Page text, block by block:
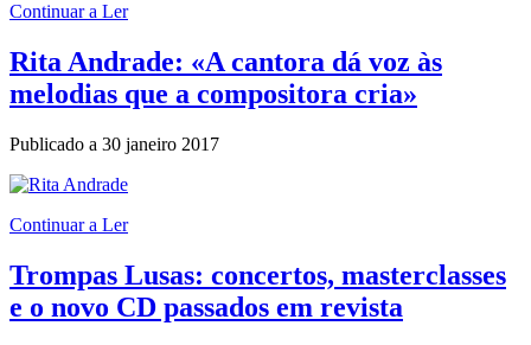
Continuar a Ler
Rita Andrade: «A cantora dá voz às
melodias que a compositora cria»
Publicado a 30 janeiro 2017
Continuar a Ler
Trompas Lusas: concertos, masterclasses
e o novo CD passados em revista